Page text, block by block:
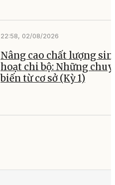
22:58, 02/08/2026
Nâng cao chất lượng
hoạt chi bộ: Những
biến từ cơ sở (Kỳ 1)